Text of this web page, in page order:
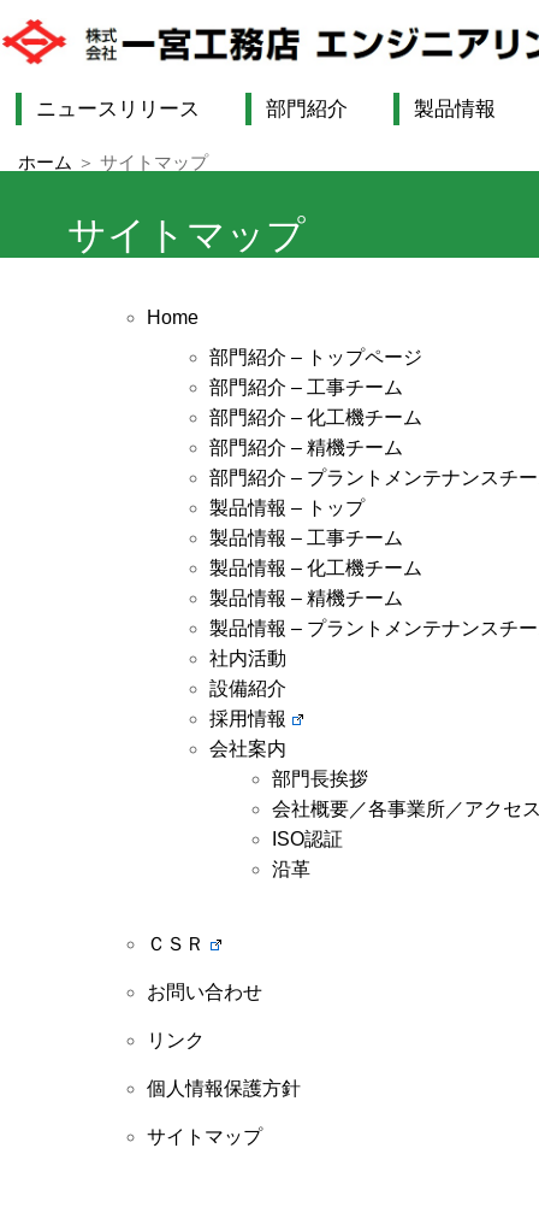
ニュースリリース 部門紹介 製品情報
ホーム ＞サイトマップ
サイトマップ
Home
部門紹介 – トップページ
部門紹介 – 工事チーム
部門紹介 – 化工機チーム
部門紹介 – 精機チーム
部門紹介 – プラントメンテナンスチ
製品情報 – トップ
製品情報 – 工事チーム
製品情報 – 化工機チーム
製品情報 – 精機チーム
製品情報 – プラントメンテナンスチ
社内活動
設備紹介
採用情報
会社案内
部門長挨拶
会社概要／各事業所／アクセ
ISO認証
沿革
ＣＳＲ
お問い合わせ
リンク
個人情報保護方針
サイトマップ